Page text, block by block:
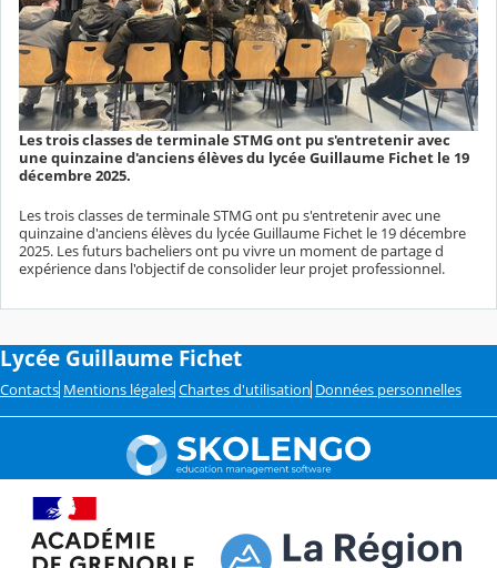
Les trois classes de terminale STMG ont pu s'entretenir avec
une quinzaine d'anciens élèves du lycée Guillaume Fichet le 19
décembre 2025.
Les trois classes de terminale STMG ont pu s'entretenir avec une
quinzaine d'anciens élèves du lycée Guillaume Fichet le 19 décembre
2025. Les futurs bacheliers ont pu vivre un moment de partage d
expérience dans l'objectif de consolider leur projet professionnel.
Lycée Guillaume Fichet
Contacts Mentions légales Chartes d'utilisation Données personnelles